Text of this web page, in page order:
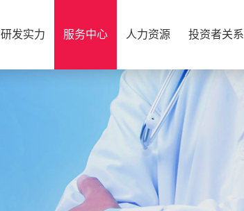
研发实力 服务中心 人力资源 投资者关系